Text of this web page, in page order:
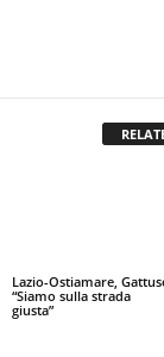
Lazio-Ostiamare,
“Siamo sulla strada
giusta”